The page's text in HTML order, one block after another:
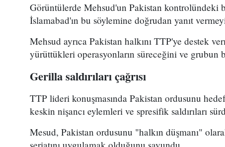
Görüntülerde Mehsud'un Pakistan
İslamabad'ın bu söylemine doğrudan yanıt
Mehsud ayrıca Pakistan halkını TTP'ye destek
yürüttükleri operasyonların süreceğini ve
Gerilla saldırıları çağrısı
TTP lideri konuşmasında Pakistan ordusunu
keskin nişancı eylemleri ve spresifik saldırıları
Mesud, Pakistan ordusunu "halkın düşmanı"
şeriatını uygulamak olduğunu savundu.